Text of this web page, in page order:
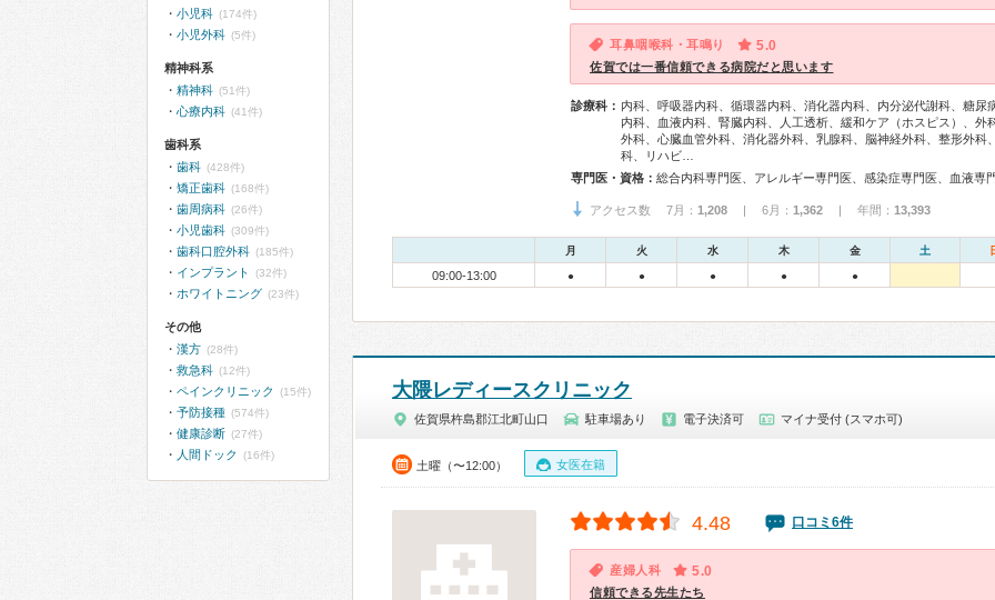
耳鼻咽喉科・耳鳴り 5.0
佐賀では一番信頼できる病院だと思います
診療科： 内科、呼吸器内科、循環器内科、消化器内科、内分泌代謝科、糖尿
内科、血液内科、腎臓内科、人工透析、緩和ケア（ホスピス）、外
外科、心臓血管外科、消化器外科、乳腺科、脳神経外科、整形外科
科、リハビ…
専門医・資格：
アクセス数 7月： 1,208 | 6月： 1,362 | 年間： 13,393
月 火 水 木 金 土
09:00-13:00 ● ● ● ● ●
大隈レディースクリニック
佐賀県杵島郡江北町山口 駐車場あり 電子決済可 マイナ受付 (スマホ可)
土曜（〜12:00） 女医在籍
4.48 口コミ6件
産婦人科 5.0
信頼できる先生たち
小児科 (174件)
小児外科 (5件)
精神科系
精神科 (51件)
心療内科 (41件)
歯科系
歯科 (428件)
矯正歯科 (168件)
歯周病科 (26件)
小児歯科 (309件)
歯科口腔外科 (185件)
インプラント (32件)
ホワイトニング (23件)
その他
漢方 (28件)
救急科 (12件)
ペインクリニック (15件)
予防接種 (574件)
健康診断 (27件)
人間ドック (16件)